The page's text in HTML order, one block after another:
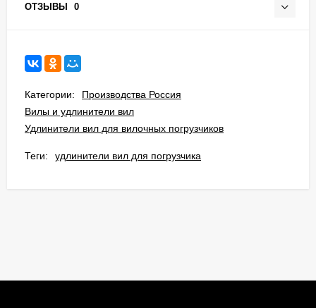
ОТЗЫВЫ 0
Категории:
Производства Россия
Вилы и удлинители вил
Удлинители вил для вилочных погрузчиков
Теги: удлинители вил для погрузчика